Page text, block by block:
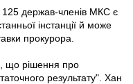
125 держав-членів МКС є
інстанції й може
прокурора.
що рішення про
результату". Хан